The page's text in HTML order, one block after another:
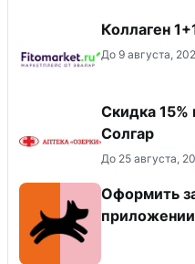
Коллаген
До 9 августа,
Скидка 15%
Солгар
До 25 августа,
Оформить